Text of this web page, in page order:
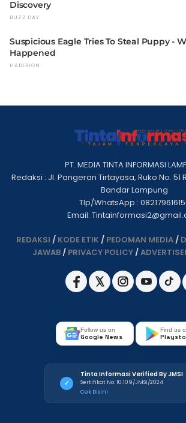
PT. MEDIA TINTA INFORMASI
Redaksi : Jl. Pangeran Tirtayasa, Ruko No. 51
Bandar Lampung
Tlp/WhatsApp :
Email:
REDAKSI / KODE ETIK / PEDOMAN MEDIA/
JAWAB/ PRIVACY POLICY/
Follow us on
Google News
Find us
✓
Tinta Informasi Verified By JMSI
Sertifikat No: 10.109/JMSI/2024
Cek Disini